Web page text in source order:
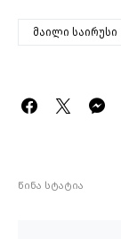
მაილი საირუსი
წინა სტატია